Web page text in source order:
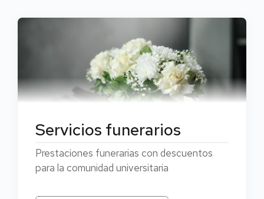
Servicios funerarios
Prestaciones funerarias con descuentos
para la comunidad universitaria